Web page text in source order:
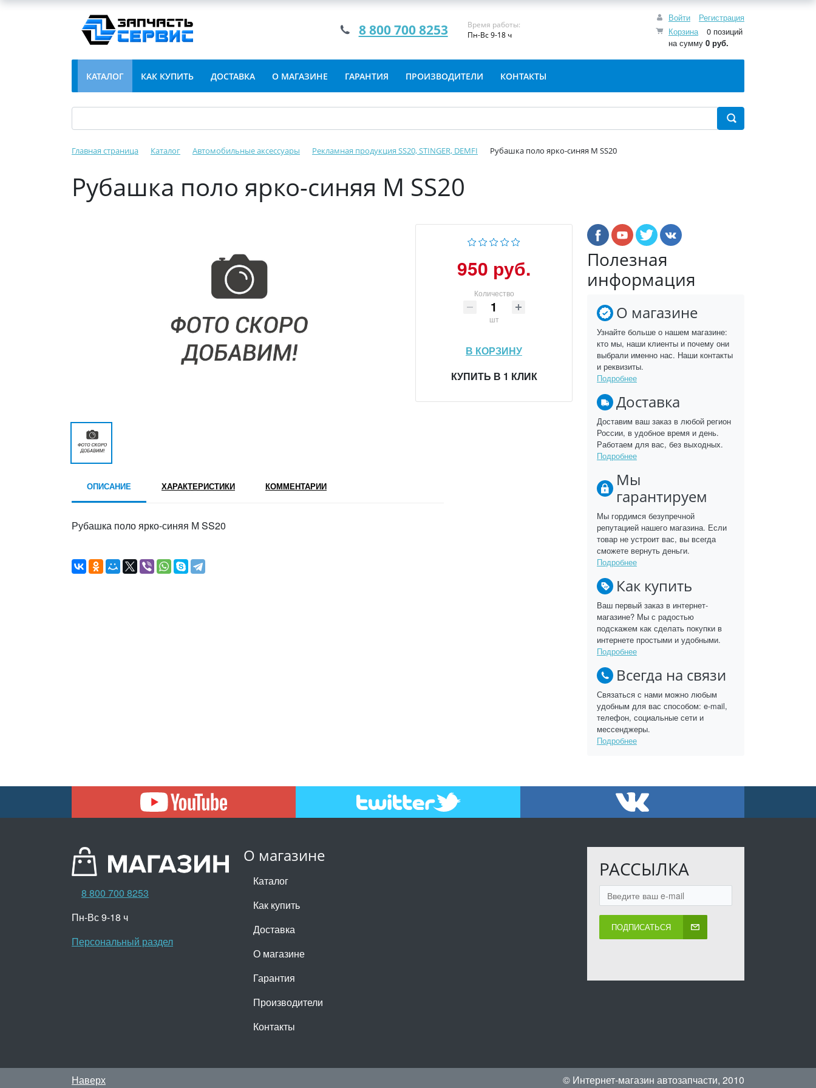
Войти
Регистрация
Корзина
0 позиций
на сумму 0 руб.
8 800 700 8253
Время работы:
Пн-Вс 9-18 ч
КАТАЛОГ КАК КУПИТЬ ДОСТАВКА О МАГАЗИНЕ ГАРАНТИЯ ПРОИЗВОДИТЕЛИ КОНТАКТЫ
Главная страница Каталог Автомобильные аксессуары Рекламная продукция SS20, STINGER, DEMFI Рубашка поло ярко-синяя М SS20
Рубашка поло ярко-синяя М SS20
950 руб.
Количество
шт
В КОРЗИНУ
КУПИТЬ В 1 КЛИК
ОПИСАНИЕ ХАРАКТЕРИСТИКИ КОММЕНТАРИИ
Рубашка поло ярко-синяя М SS20
Полезная
информация
О магазине
Узнайте больше о нашем магазине:
кто мы, наши клиенты и почему они
выбрали именно нас. Наши контакты
и реквизиты.
Подробнее
Доставка
Доставим ваш заказ в любой регион
России, в удобное время и день.
Работаем для вас, без выходных.
Подробнее
Мы
гарантируем
Мы гордимся безупречной
репутацией нашего магазина. Если
товар не устроит вас, вы всегда
сможете вернуть деньги.
Подробнее
Как купить
Ваш первый заказ в интернет-
магазине? Мы с радостью
подскажем как сделать покупки в
интернете простыми и удобными.
Подробнее
Всегда на связи
Связаться с нами можно любым
удобным для вас способом: e-mail,
телефон, социальные сети и
мессенджеры.
Подробнее
О магазине
Каталог
Как купить
Доставка
О магазине
Гарантия
Производители
Контакты
РАССЫЛКА
ПОДПИСАТЬСЯ
8 800 700 8253
Пн-Вс 9-18 ч
Персональный раздел
Наверх © Интернет-магазин автозапчасти, 2010